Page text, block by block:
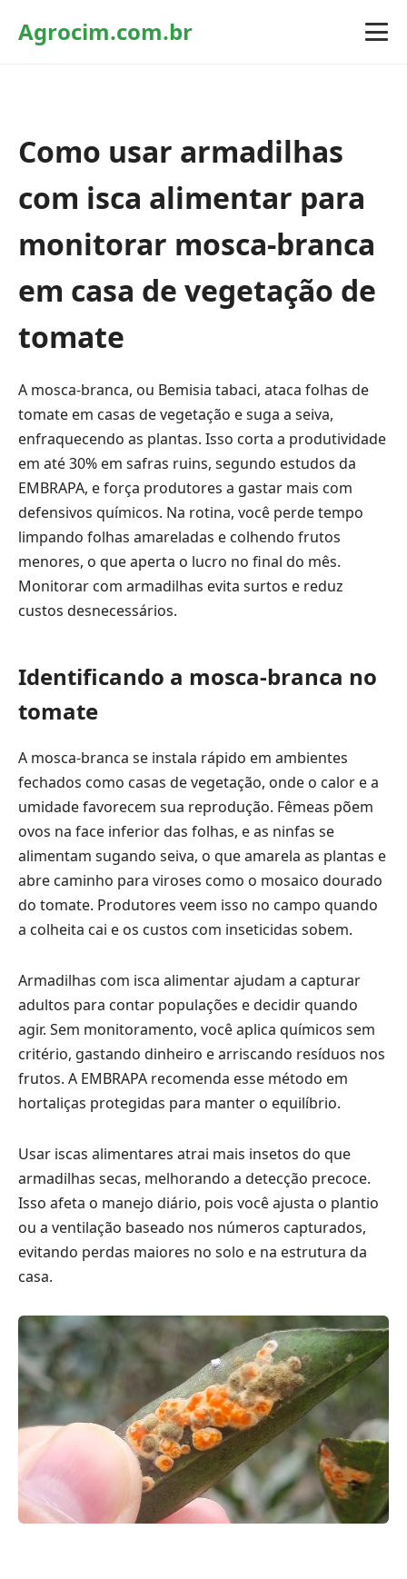
Agrocim.com.br
Como usar armadilhas
com isca alimentar para
monitorar mosca-branca
em casa de vegetação de
tomate
A mosca-branca, ou Bemisia tabaci, ataca folhas de
tomate em casas de vegetação e suga a seiva,
enfraquecendo as plantas. Isso corta a produtividade
em até 30% em safras ruins, segundo estudos da
EMBRAPA, e força produtores a gastar mais com
defensivos químicos. Na rotina, você perde tempo
limpando folhas amareladas e colhendo frutos
menores, o que aperta o lucro no final do mês.
Monitorar com armadilhas evita surtos e reduz
custos desnecessários.
Identificando a mosca-branca no
tomate
A mosca-branca se instala rápido em ambientes
fechados como casas de vegetação, onde o calor e a
umidade favorecem sua reprodução. Fêmeas põem
ovos na face inferior das folhas, e as ninfas se
alimentam sugando seiva, o que amarela as plantas e
abre caminho para viroses como o mosaico dourado
do tomate. Produtores veem isso no campo quando
a colheita cai e os custos com inseticidas sobem.
Armadilhas com isca alimentar ajudam a capturar
adultos para contar populações e decidir quando
agir. Sem monitoramento, você aplica químicos sem
critério, gastando dinheiro e arriscando resíduos nos
frutos. A EMBRAPA recomenda esse método em
hortaliças protegidas para manter o equilíbrio.
Usar iscas alimentares atrai mais insetos do que
armadilhas secas, melhorando a detecção precoce.
Isso afeta o manejo diário, pois você ajusta o plantio
ou a ventilação baseado nos números capturados,
evitando perdas maiores no solo e na estrutura da
casa.